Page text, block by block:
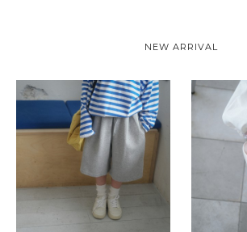
NEW ARRIVAL